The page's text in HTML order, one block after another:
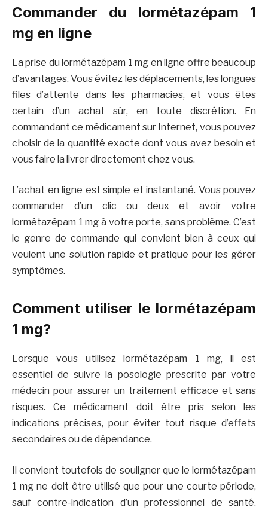
Commander du lormétazépam 1
mg en ligne
La prise du lormétazépam 1 mg en ligne offre beaucoup
d’avantages. Vous évitez les déplacements, les longues
files d’attente dans les pharmacies, et vous êtes
certain d’un achat sûr, en toute discrétion. En
commandant ce médicament sur Internet, vous pouvez
choisir de la quantité exacte dont vous avez besoin et
vous faire la livrer directement chez vous.
L’achat en ligne est simple et instantané. Vous pouvez
commander d’un clic ou deux et avoir votre
lormétazépam 1 mg à votre porte, sans problème. C’est
le genre de commande qui convient bien à ceux qui
veulent une solution rapide et pratique pour les gérer
symptômes.
Comment utiliser le lormétazépam
1 mg?
Lorsque vous utilisez lormétazépam 1 mg, il est
essentiel de suivre la posologie prescrite par votre
médecin pour assurer un traitement efficace et sans
risques. Ce médicament doit être pris selon les
indications précises, pour éviter tout risque d’effets
secondaires ou de dépendance.
Il convient toutefois de souligner que le lormétazépam
1 mg ne doit être utilisé que pour une courte période,
sauf contre-indication d’un professionnel de santé.